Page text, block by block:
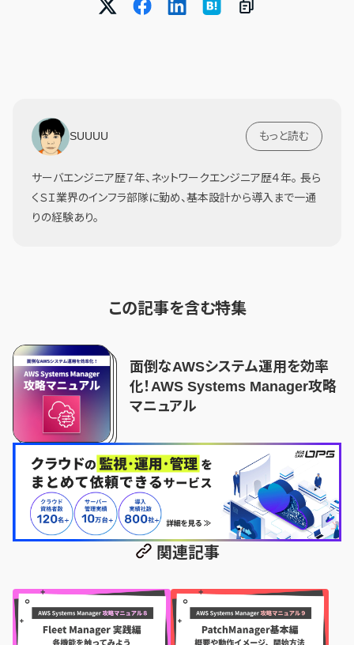
SUUUU もっと読む
サーバエンジニア歴７年、ネットワークエンジニア歴４年。 長ら
くＳＩ業界のインフラ部隊に勤め、基本設計から導入まで一通
りの経験あり。
この記事を含む特集
面倒なAWSシステム運用を効率
化！AWS Systems Manager攻略
マニュアル
関連記事